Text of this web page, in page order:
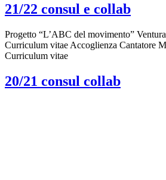
21/22 consul e collab
Progetto “L’ABC del movimento”
Curriculum vitae Accoglienza Cantatore
Curriculum vitae
20/21 consul collab